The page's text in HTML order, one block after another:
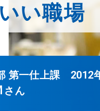
い職場
第一仕上課 2012
さん